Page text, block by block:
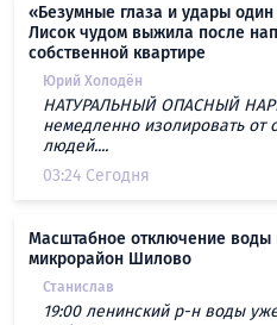
«Безумные глаза и удары
Лисок чудом выжила после
собственной квартире
Юрий Холодён
НАТУРАЛЬНЫЙ ОПАСНЫЙ
немедленно изолировать от
людей....
03:24 Сегодня
Масштабное отключение воды
микрорайон Шилово
Станислав
19:00 ленинский р-н воды